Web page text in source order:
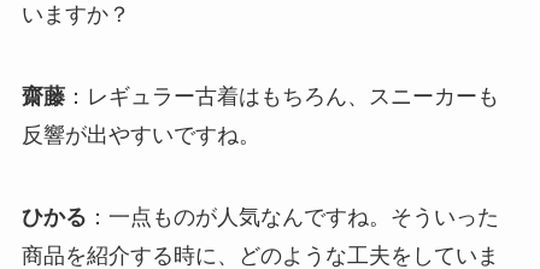
いますか？
齋藤：レギュラー古着はもちろん、スニーカーも
反響が出やすいですね。
ひかる ：一点ものが人気なんですね。そういった
商品を紹介する時に、どのような工夫をしていま